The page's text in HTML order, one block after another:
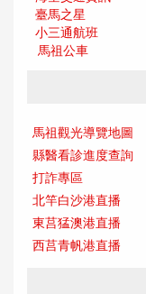
臺馬之星
小三通航班
馬祖公車
馬祖觀光導覽地圖
縣醫看診進度查詢
打詐專區
北竿白沙港直播
東莒猛澳港直播
西莒青帆港直播